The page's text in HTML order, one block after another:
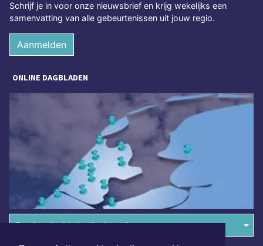
Schrijf je in voor onze nieuwsbrief en krijg wekelijks een
samenvatting van alle gebeurtenissen uit jouw regio.
Aanmelden
ONLINE DAGBLADEN
Overige dagbladen in de regio